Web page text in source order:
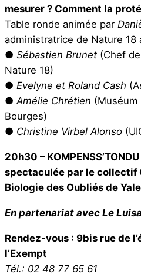
mesurer ? Comment la
Table ronde animée par
administratrice de Nature 18
● Sébastien Brunet (Chef
Nature 18)
● Evelyne et Roland Cash
●Amélie Chrétien (Muséum
Bourges)
● Christine Virbel Alonso
20h30 –
spectaculée par le collectif
Biologie des Oubliés de
En partenariat avec Le
Rendez-vous : 9bis rue de
l’Exempt
Tél.: 02 48 77 65 61